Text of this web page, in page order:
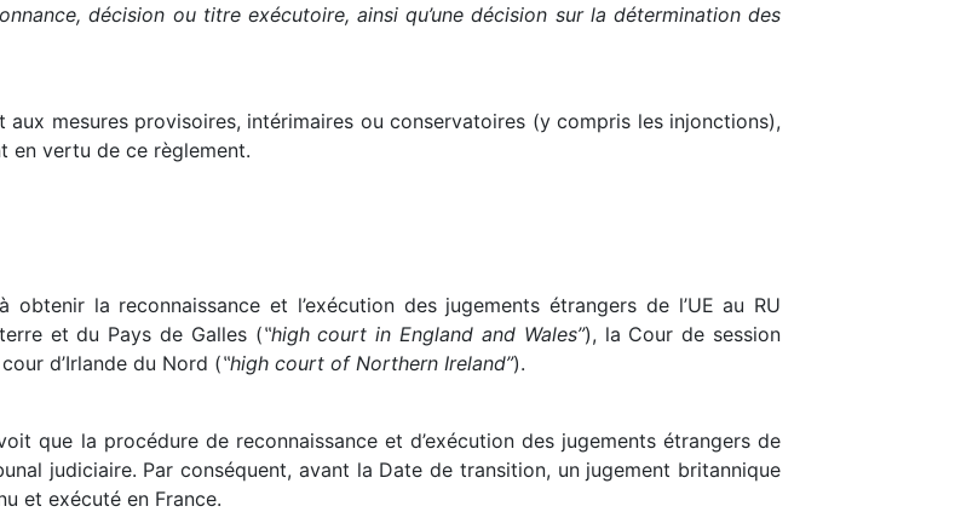
décision ou titre exécutoire, ainsi qu’une décision sur la détermination des
aux mesures provisoires, intérimaires ou conservatoires (y compris les injonctions),
en vertu de ce règlement.
la reconnaissance et l’exécution des jugements étrangers de l’UE au RU
et du Pays de Galles (‟high court in England and Wales”), la Cour de session
d’Irlande du Nord (‟high court of Northern Ireland”).
que la procédure de reconnaissance et d’exécution des jugements étrangers de
judiciaire. Par conséquent, avant la Date de transition, un jugement britannique
et exécuté en France.